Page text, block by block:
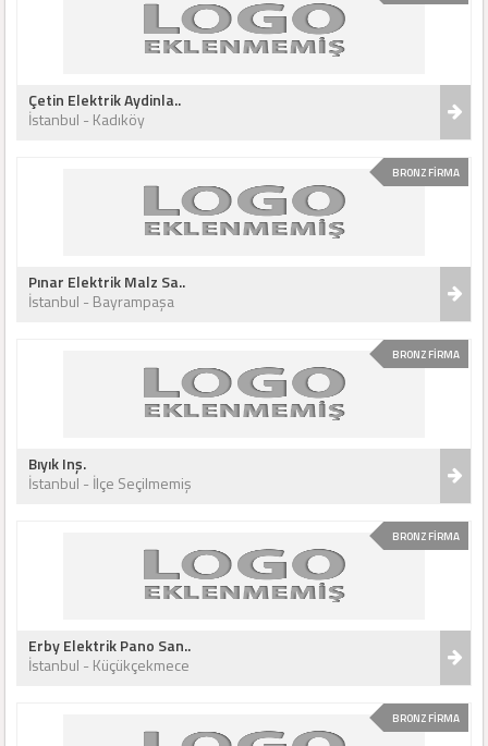
Çetin Elektrik Aydinla..
İstanbul - Kadıköy
BRONZ FİRMA
Pınar Elektrik Malz Sa..
İstanbul - Bayrampaşa
BRONZ FİRMA
Bıyık Inş.
İstanbul - İlçe Seçilmemiş
BRONZ FİRMA
Erby Elektrik Pano San..
İstanbul - Küçükçekmece
BRONZ FİRMA